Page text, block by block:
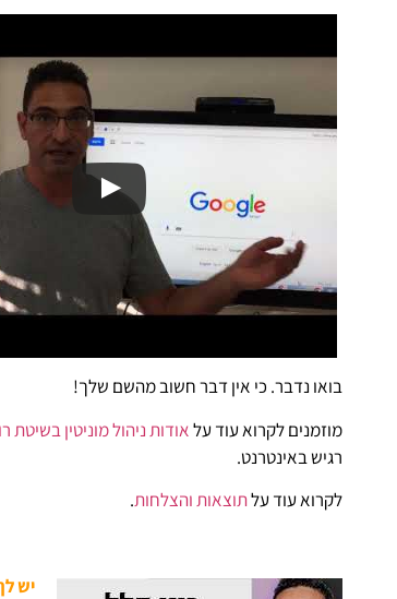
בואו נדבר. כי אין דבר חשוב מהשם שלך!
מוזמנים לקרוא עוד עלאודות ניהול מוניטין בשיטת
רגיש באינטרנט.
לקרוא עוד עלתוצאות והצלחות.
יש